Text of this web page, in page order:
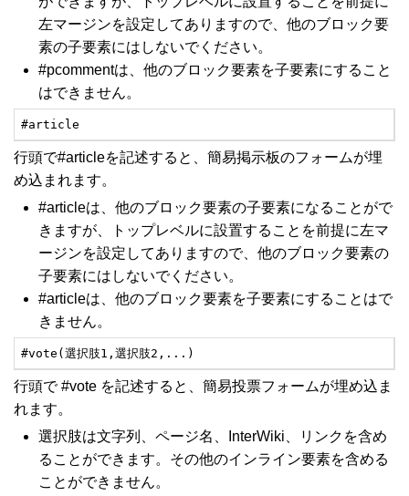
左マージンを設定してありますので、他のブロック要
素の子要素にはしないでください。
#pcommentは、他のブロック要素を子要素にすること
はできません。
#article
行頭で#articleを記述すると、簡易掲示板のフォームが埋
め込まれます。
#articleは、他のブロック要素の子要素になることがで
きますが、トップレベルに設置することを前提に左マ
ージンを設定してありますので、他のブロック要素の
子要素にはしないでください。
#articleは、他のブロック要素を子要素にすることはで
きません。
#vote(選択肢1,選択肢2,...)
行頭で #vote を記述すると、簡易投票フォームが埋め込ま
れます。
選択肢は文字列、ページ名、InterWiki、リンクを含め
ることができます。その他のインライン要素を含める
ことができません。